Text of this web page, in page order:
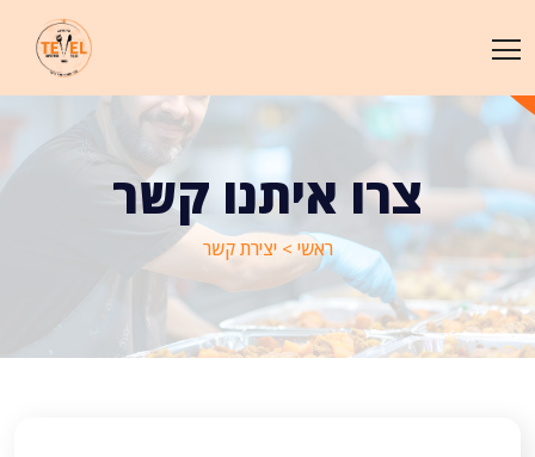
צרו איתנו קשר
ראשי > יצירת קשר